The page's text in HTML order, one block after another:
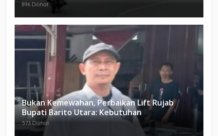
896 Dilihat
Bukan Kemewahan, Perbaikan Lift Rujab
Bupati Barito Utara: Kebutuhan
573 Dilihat